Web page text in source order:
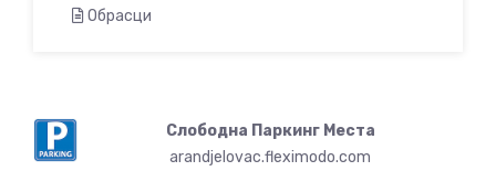
Обрасци
Слободна Паркинг Места
arandjelovac.fleximodo.com